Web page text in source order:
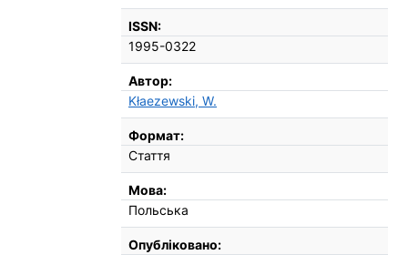
ISSN:
1995-0322
Автор:
Kłaezewski, W.
Формат:
Стаття
Мова:
Польська
Опубліковано: